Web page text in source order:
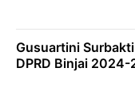
Gusuartini
DPRD Binjai